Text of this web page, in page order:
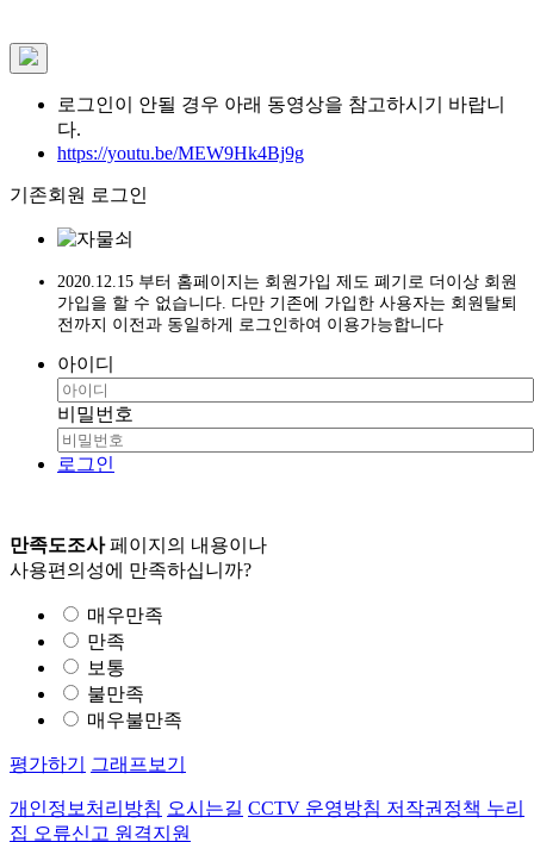
로그인이 안될 경우 아래 동영상을 참고하시기 바랍니
다.
https://youtu.be/MEW9Hk4Bj9g
기존회원 로그인
2020.12.15 부터 홈페이지는 회원가입 제도 폐기로 더이상 회원
가입을 할 수 없습니다. 다만 기존에 가입한 사용자는 회원탈퇴
전까지 이전과 동일하게 로그인하여 이용가능합니다
아이디
비밀번호
로그인
만족도조사페이지의 내용이나
사용편의성에 만족하십니까?
매우만족
만족
보통
불만족
매우불만족
평가하기 그래프보기
개인정보처리방침 오시는길 CCTV 운영방침 저작권정책 누리
집 오류신고 원격지원